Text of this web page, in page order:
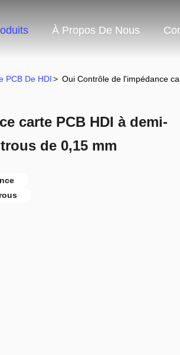
À Propos De Nous
PCB De HDI> Oui Contrôle de l'impédance
carte PCB HDI à demi-
de 0,15 mm